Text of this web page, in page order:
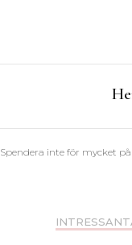
Spendera inte för mycket